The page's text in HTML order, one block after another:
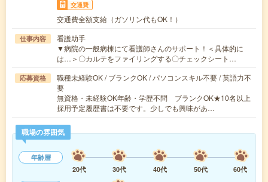
交通費
交通費全額支給（ガソリン代もOK！）
仕事内容
看護助手
▼病院の一般病棟にて看護師さんのサポート！＜具体的に
は…＞〇カルテをファイリングする〇チェックシート…
応募資格
職種未経験OK / ブランクOK / パソコンスキル不要 / 英語力不
要
無資格・未経験OK年齢・学歴不問 ブランクOK★10名以上
採用予定履歴書は不要です。少しでも興味があ…
職場の雰囲気
年齢層
20代
30代 40代 50代
60代